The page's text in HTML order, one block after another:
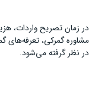
در زمان تصریح واردات،
در نظر گرفته می‌شود.